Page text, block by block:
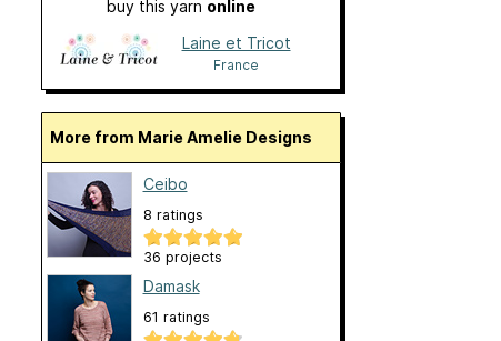
buy this yarn online
Laine et Tricot
France
More from Marie Amelie Designs
Ceibo
8 ratings
36 projects
Damask
61 ratings